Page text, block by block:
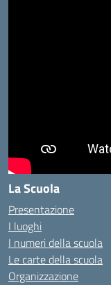
La Scuola
Presentazione
I luoghi
I numeri della scuola
Le carte della scuola
Organizzazione